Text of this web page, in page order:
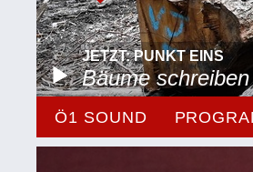
JETZT: PUNKT EINS
Bäume
Ö1 SOUND